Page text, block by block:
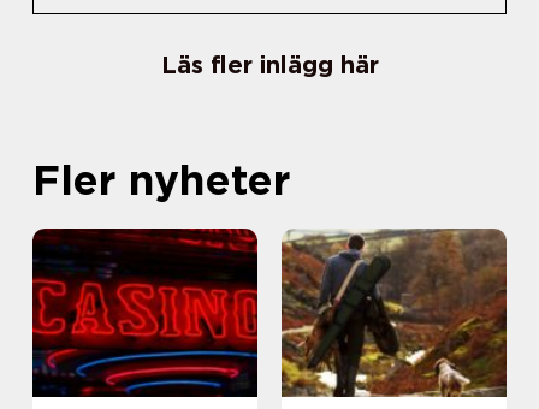
Läs fler inlägg här
Fler nyheter